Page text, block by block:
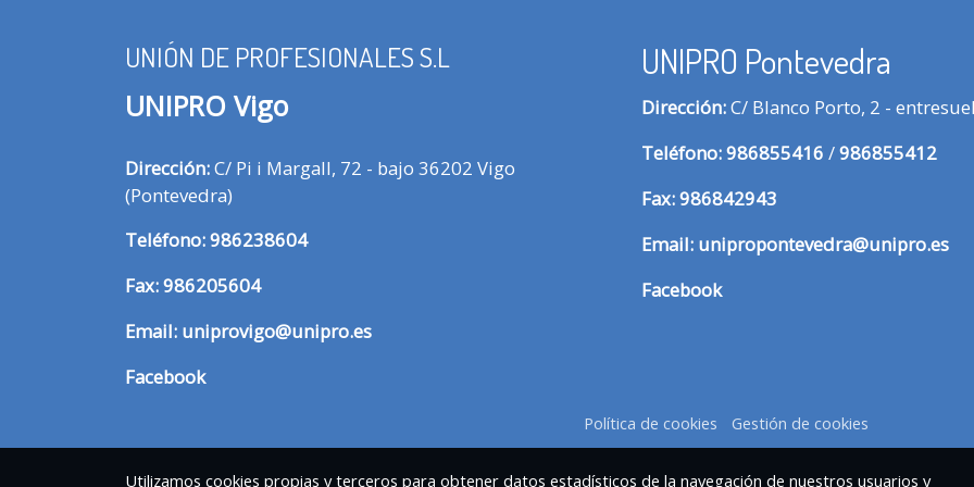
UNIÓN DE PROFESIONALES S.L
UNIPRO Vigo
Dirección:C/ Pi i Margall, 72 - bajo 36202 Vigo
(Pontevedra)
Teléfono:986238604
Fax:986205604
Email: uniprovigo@unipro.es
Facebook
UNIPRO Pontevedra
Dirección:C/ Blanco Porto, 2 -
Teléfono:986855416 /986855412
Fax:986842943
Email: unipropontevedra@unipro.es
Facebook
Política de cookies Gestión de cookies
Utilizamos cookies propias y terceros para obtener datos estadísticos de la navegación de nuestros usuarios y